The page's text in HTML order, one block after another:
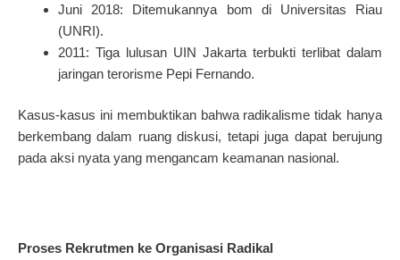
Juni 2018: Ditemukannya bom di Universitas Riau
(UNRI).
2011: Tiga lulusan UIN Jakarta terbukti terlibat dalam
jaringan terorisme Pepi Fernando.
Kasus-kasus ini membuktikan bahwa radikalisme tidak hanya
berkembang dalam ruang diskusi, tetapi juga dapat berujung
pada aksi nyata yang mengancam keamanan nasional.
Proses Rekrutmen ke Organisasi Radikal